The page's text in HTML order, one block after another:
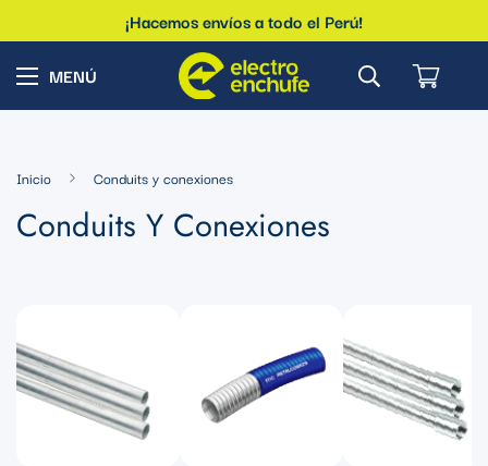
¡Hacemos envíos a todo el Perú!
Inicio Conduits y conexiones
Conduits Y Conexiones